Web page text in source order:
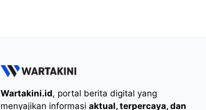
Wartakini.id, portal berita digital yang
menyajikan informasi aktual, terpercaya, dan